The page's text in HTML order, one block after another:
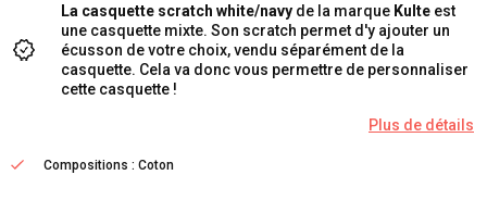
La casquette scratch white/navy de la marque Kulte est
une casquette mixte. Son scratch permet d'y ajouter un
écusson de votre choix, vendu séparément de la
casquette. Cela va donc vous permettre de personnaliser
cette casquette !
Plus de détails
Compositions : Coton